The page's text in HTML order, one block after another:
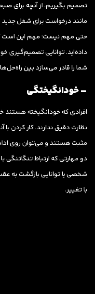
تصمیم بگیریم، از آنچه برای
مانند درخواست برای شغل جدید
حتی مهم نیست؛ مهم این است
داده‌اید. توانایی تصمیم‌گیری
شما را قادر می‌سازد بین
– خودانگیختگی
افرادی که خودانگیخته هستند
نظارت دقیق ندارند. کار کردن با
مثبت هستند و می‌توان روی
دو مهارتی که ارتباط تنگاتنگی
شخصی یا توانایی بازگشت به
با تغییر.